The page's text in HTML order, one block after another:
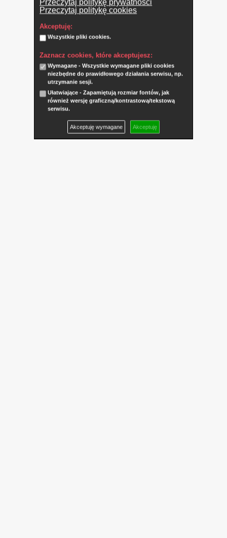
Przeczytaj politykę prywatności
Przeczytaj politykę cookies
Akceptuję:
Wszystkie pliki cookies.
Zaznacz cookies, które akceptujesz:
Wymagane - Wszystkie wymagane pliki cookies
niezbędne do prawidłowego działania serwisu, np.
utrzymanie sesji.
Ułatwiające - Zapamiętują rozmiar fontów, jak
również wersję graficzną/kontrastową/tekstową
serwisu.
Akceptuję wymagane Akceptuję